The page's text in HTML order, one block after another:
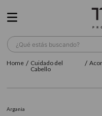
¿Qué estás buscando?
Cuidado del
Cabello
Argania
TÉRMINOS MÁS
2